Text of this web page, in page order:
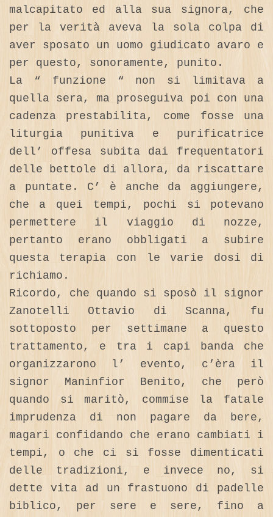
malcapitato ed alla sua signora, che
per la verità aveva la sola colpa di
aver sposato un uomo giudicato avaro e
per questo, sonoramente, punito.
La “ funzione “ non si limitava a
quella sera, ma proseguiva poi con una
cadenza prestabilita, come fosse una
liturgia punitiva e purificatrice
dell’ offesa subita dai frequentatori
delle bettole di allora, da riscattare
a puntate. C’ è anche da aggiungere,
che a quei tempi, pochi si potevano
permettere il viaggio di nozze,
pertanto erano obbligati a subire
questa terapia con le varie dosi di
richiamo.
Ricordo, che quando si sposò il signor
Zanotelli Ottavio di Scanna, fu
sottoposto per settimane a questo
trattamento, e tra i capi banda che
organizzarono l’ evento, c’èra il
signor Maninfior Benito, che però
quando si maritò, commise la fatale
imprudenza di non pagare da bere,
magari confidando che erano cambiati i
tempi, o che ci si fosse dimenticati
delle tradizioni, e invece no, si
dette vita ad un frastuono di padelle
biblico, per sere e sere, fino a